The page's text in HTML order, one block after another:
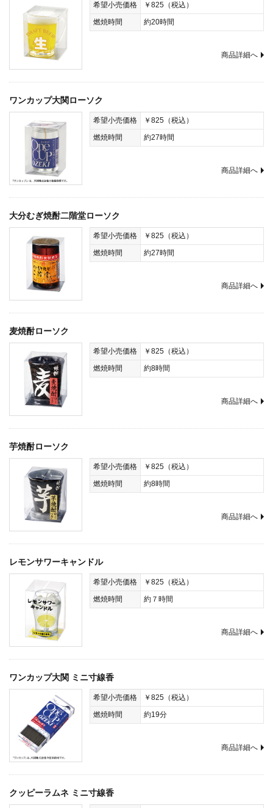
希望小売価格
￥825（税込）
燃焼時間
約20時間
商品詳細へ
ワンカップ大関ローソク
希望小売価格
￥825（税込）
燃焼時間
約27時間
商品詳細へ
大分むぎ焼酎二階堂ローソク
希望小売価格
￥825（税込）
燃焼時間
約27時間
商品詳細へ
麦焼酎ローソク
希望小売価格
￥825（税込）
燃焼時間
約8時間
商品詳細へ
芋焼酎ローソク
希望小売価格
￥825（税込）
燃焼時間
約8時間
商品詳細へ
レモンサワーキャンドル
希望小売価格
￥825（税込）
燃焼時間
約７時間
商品詳細へ
ワンカップ大関 ミニ寸線香
希望小売価格
￥825（税込）
燃焼時間
約19分
商品詳細へ
クッピーラムネ ミニ寸線香